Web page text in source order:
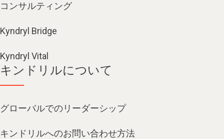
コンサルティング
Kyndryl Bridge
Kyndryl Vital
キンドリルについて
グローバルでのリーダーシップ
キンドリルへのお問い合わせ方法